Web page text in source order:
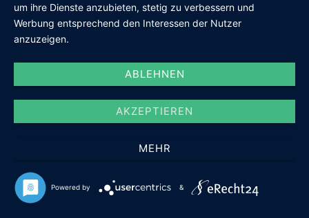
um ihre Dienste anzubieten, stetig zu verbessern und
Werbung entsprechend den Interessen der Nutzer
anzuzeigen.
ABLEHNEN
AKZEPTIEREN
MEHR
Powered by &